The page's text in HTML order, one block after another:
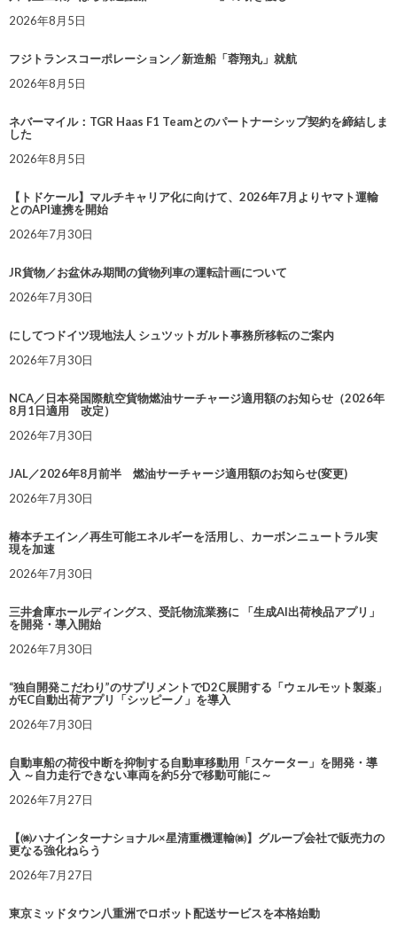
2026年8月5日
フジトランスコーポレーション／新造船「蓉翔丸」就航
2026年8月5日
ネバーマイル：TGR Haas F1 Teamとのパートナーシップ契約を締結しま
した
2026年8月5日
【トドケール】マルチキャリア化に向けて、2026年7月よりヤマト運輸
とのAPI連携を開始
2026年7月30日
JR貨物／お盆休み期間の貨物列車の運転計画について
2026年7月30日
にしてつドイツ現地法人 シュツットガルト事務所移転のご案内
2026年7月30日
NCA／日本発国際航空貨物燃油サーチャージ適用額のお知らせ（2026年
8月1日適用 改定）
2026年7月30日
JAL／2026年8月前半 燃油サーチャージ適用額のお知らせ(変更)
2026年7月30日
椿本チエイン／再生可能エネルギーを活用し、カーボンニュートラル実
現を加速
2026年7月30日
三井倉庫ホールディングス、受託物流業務に 「生成AI出荷検品アプリ」
を開発・導入開始
2026年7月30日
“独自開発こだわり”のサプリメントでD2C展開する「ウェルモット製薬」
がEC自動出荷アプリ「シッピーノ」を導入
2026年7月30日
自動車船の荷役中断を抑制する自動車移動用「スケーター」を開発・導
入 ～自力走行できない車両を約5分で移動可能に～
2026年7月27日
【㈱ハナインターナショナル×星清重機運輸㈱】グループ会社で販売力の
更なる強化ねらう
2026年7月27日
東京ミッドタウン八重洲でロボット配送サービスを本格始動